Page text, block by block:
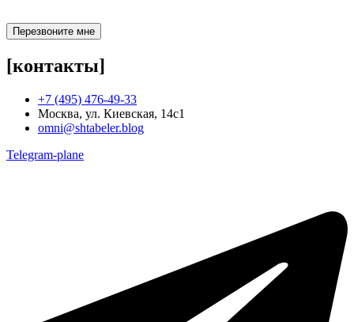
Перезвоните мне
[контакты]
+7 (495) 476-49-33
Москва, ул. Киевская, 14с1
omni@shtabeler.blog
Telegram-plane